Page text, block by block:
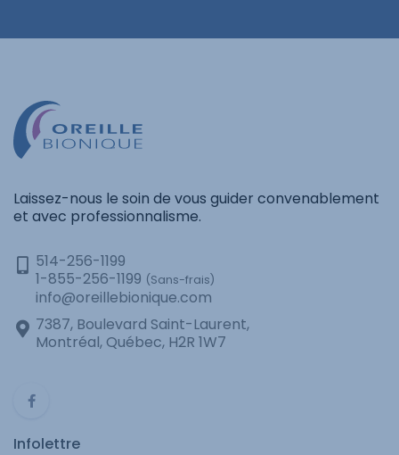
Laissez-nous le soin de vous guider convenablement
et avec professionnalisme.
514-256-1199
1-855-256-1199 (Sans-frais)
info@oreillebionique.com
7387, Boulevard Saint-Laurent,
Montréal, Québec, H2R 1W7
Infolettre